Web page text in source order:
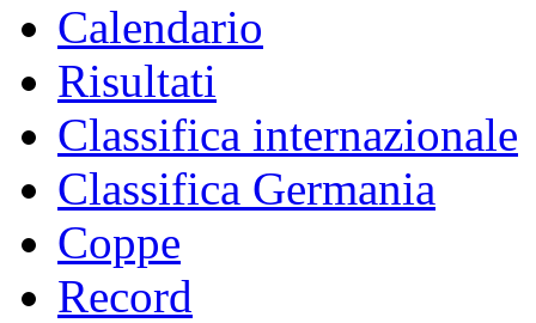
Calendario
Risultati
Classifica internazionale
Classifica Germania
Coppe
Record